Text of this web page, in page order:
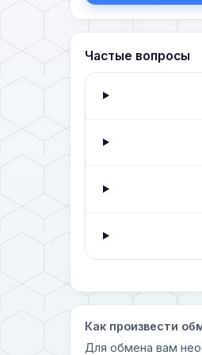
Частые вопросы
Как произвести
Для обмена вам